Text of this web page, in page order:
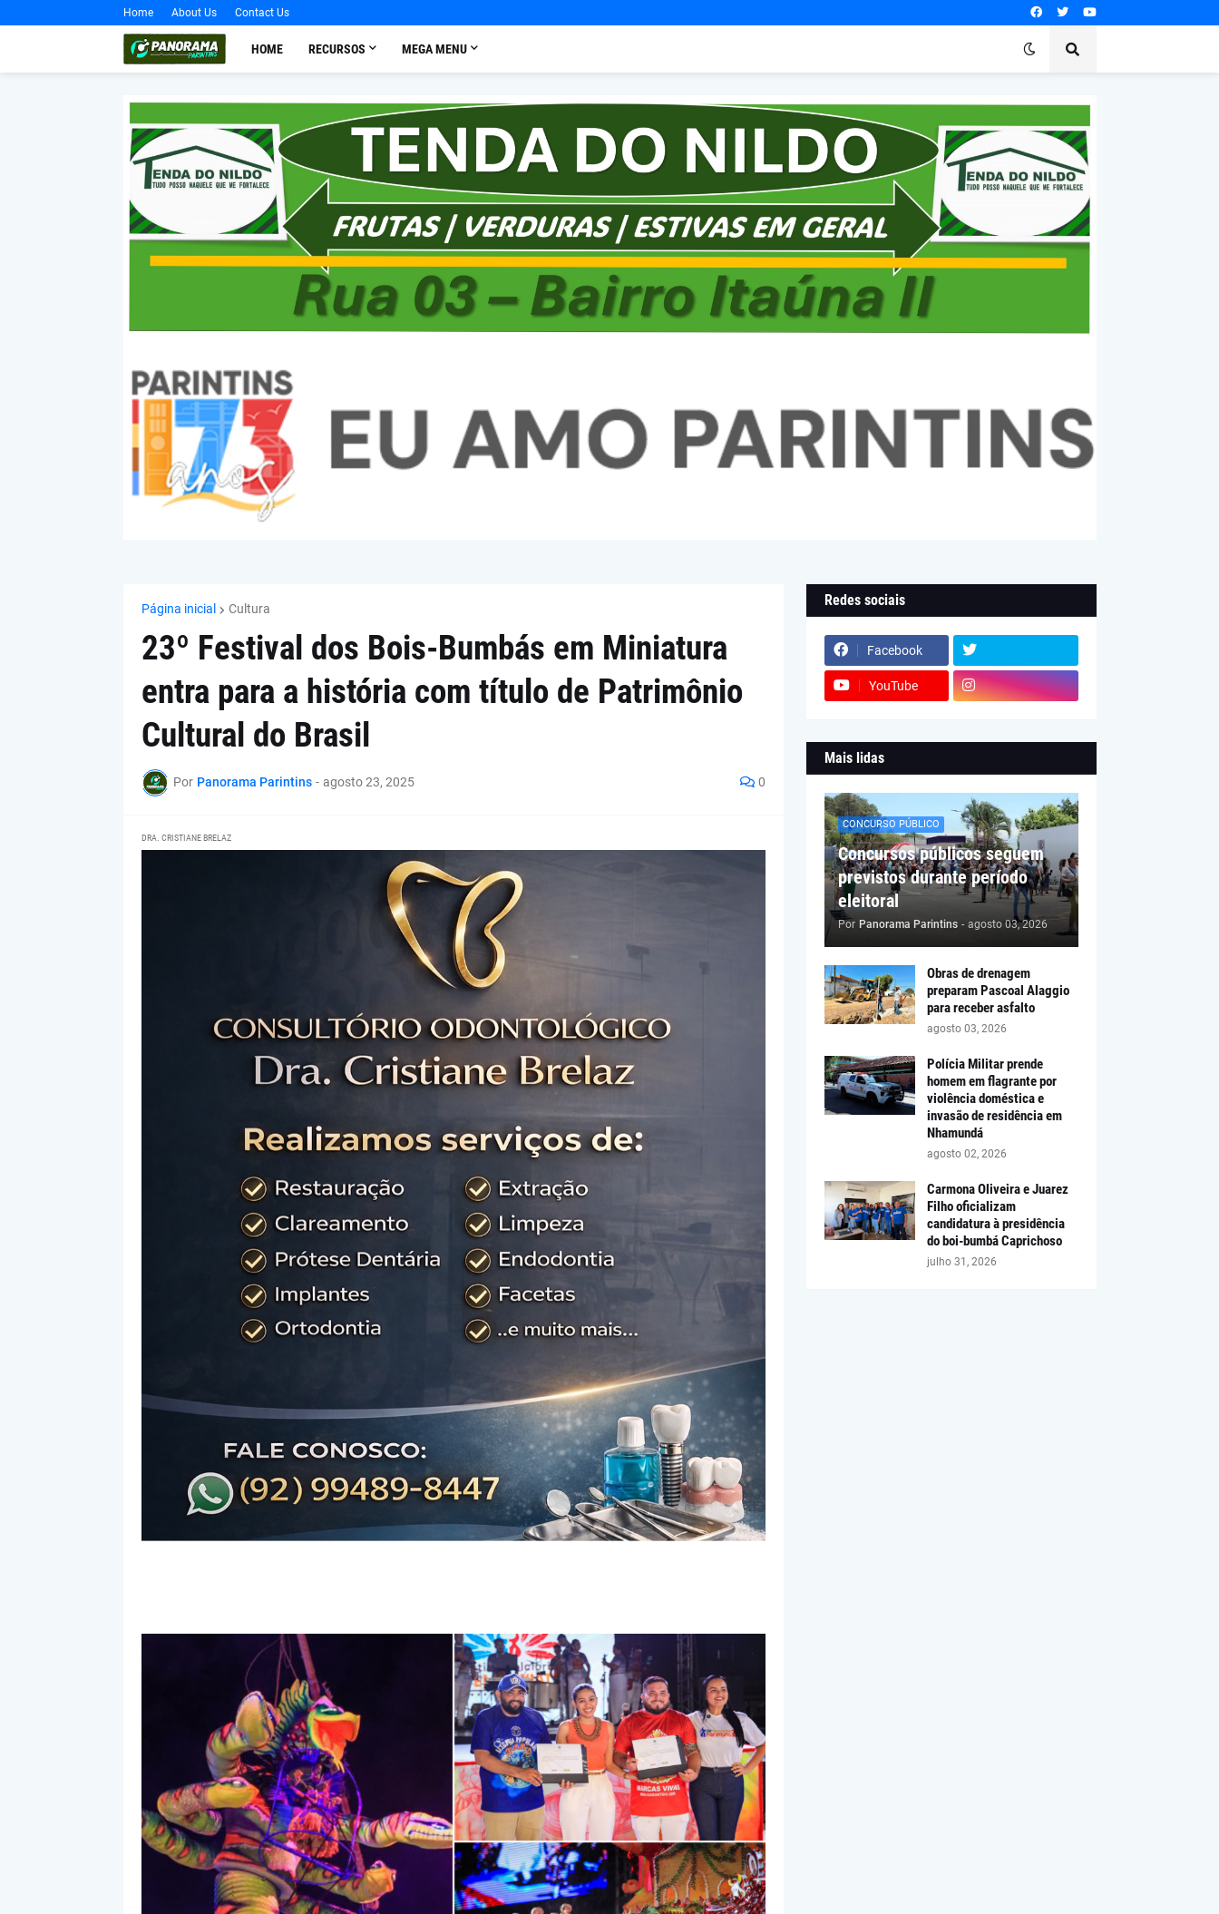
Home About Us Contact Us
HOME RECURSOS MEGA MENU
Página inicial Cultura
23º Festival dos Bois-Bumbás em Miniatura
entra para a história com título de Patrimônio
Cultural do Brasil
Por Panorama Parintins - agosto 23, 2025 0
DRA. CRISTIANE BRELAZ
Redes sociais
Facebook
YouTube
Mais lidas
CONCURSO PÚBLICO
Concursos públicos seguem
previstos durante período
eleitoral
Por Panorama Parintins - agosto 03, 2026
Obras de drenagem
preparam Pascoal Alaggio
para receber asfalto
agosto 03, 2026
Polícia Militar prende
homem em flagrante por
violência doméstica e
invasão de residência em
Nhamundá
agosto 02, 2026
Carmona Oliveira e Juarez
Filho oficializam
candidatura à presidência
do boi-bumbá Caprichoso
julho 31, 2026